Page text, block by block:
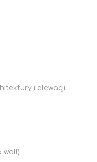
i elewacji
wall)